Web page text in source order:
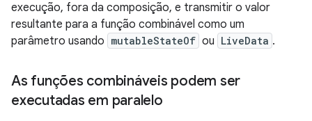
execução, fora da composição, e transmitir o valor
resultante para a função combinável como um
parâmetro usando mutableStateOf ou LiveData .
As funções combináveis podem ser
executadas em paralelo